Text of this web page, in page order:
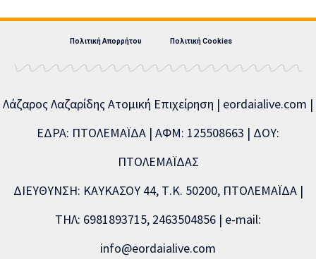
Πολιτική Απορρήτου Πολιτική Cookies
Λάζαρος Λαζαρίδης Ατομική Επιχείρηση | eordaialive.com |
ΕΔΡΑ: ΠΤΟΛΕΜΑΪΔΑ | ΑΦΜ: 125508663 | ΔΟΥ:
ΠΤΟΛΕΜΑΪΔΑΣ
ΔΙΕΥΘΥΝΣΗ: ΚΑΥΚΑΣΟΥ 44, Τ.Κ. 50200, ΠΤΟΛΕΜΑΪΔΑ |
ΤΗΛ: 6981893715, 2463504856 | e-mail:
info@eordaialive.com